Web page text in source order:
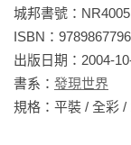
城邦書號：NR4005
ISBN：
出版日期：2004-
書系： 發現世界
規格：平裝 / 全